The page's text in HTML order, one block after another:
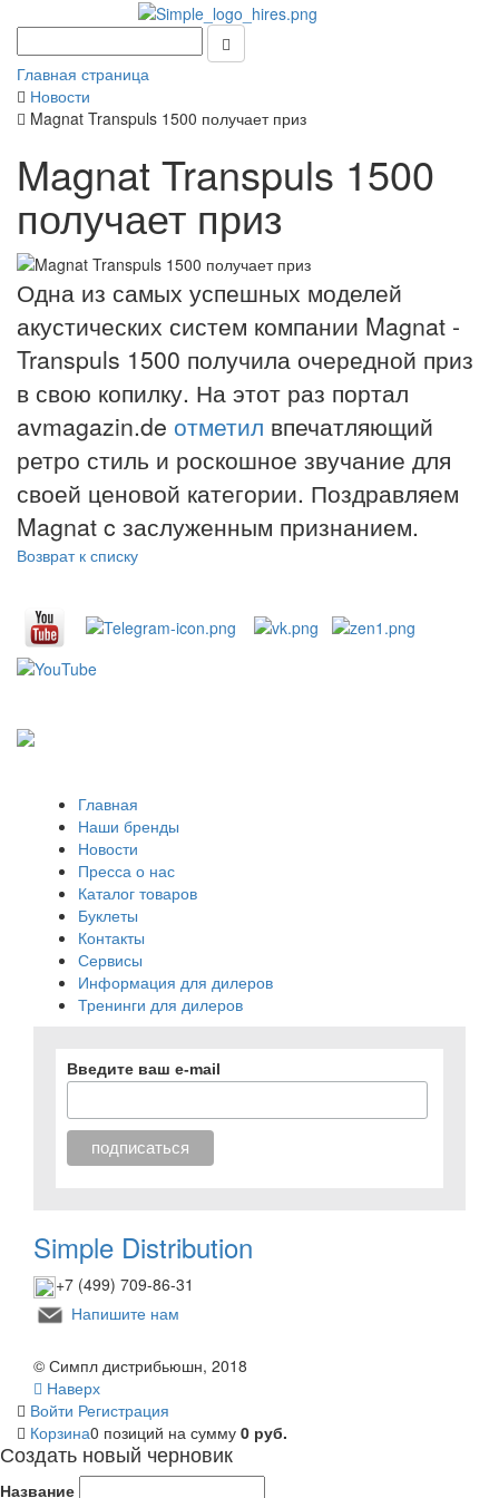
Главная страница
Новости
Magnat Transpuls 1500 получает приз
Magnat Transpuls 1500
получает приз
Одна из самых успешных моделей
акустических систем компании Magnat -
Transpuls 1500 получила очередной приз
в свою копилку. На этот раз портал
avmagazin.de отметил впечатляющий
ретро стиль и роскошное звучание для
своей ценовой категории. Поздравляем
Magnat c заслуженным признанием.
Возврат к списку
Главная
Наши бренды
Новости
Пресса о нас
Каталог товаров
Буклеты
Контакты
Сервисы
Информация для дилеров
Тренинги для дилеров
Введите ваш e-mail
Simple Distribution
+7 (499) 709-86-31
Напишите нам
© Симпл дистрибьюшн, 2018
Наверх
Войти Регистрация
Корзина0 позиций на сумму 0 руб.
Создать новый черновик
Название